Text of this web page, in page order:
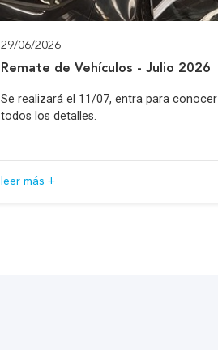
29/06/2026
Remate de Vehículos - Julio 2026
Se realizará el 11/07, entra para conocer
todos los detalles.
leer más +